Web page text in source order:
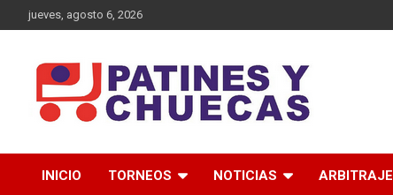
Saltar
al
jueves, agosto 6, 2026
Patines y Chuecas
INICIO TORNEOS NOTICIAS ARBITRAJE